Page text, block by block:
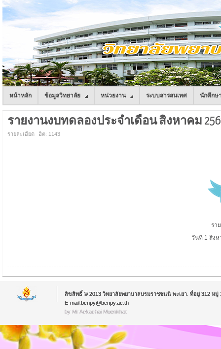
หน้าหลัก ข้อมูลวิทยาลัย หน่วยงาน ระบบสารสนเทศ นักศึกษ
รายงานงบทดลองประจำเดือน สิงหาคม
รายละเอียด ฮิต: 1143
รา
วันที่ 1 สิง
ลิขสิทธิ์ © 2013 วิทยาลัยพยาบาลบรมราชชนนี พะเยา. ที่อยู่ 312 หมู่
E-mail:bcnpy@bcnpy.ac.th
by Mr.Aekachai Muenkhat